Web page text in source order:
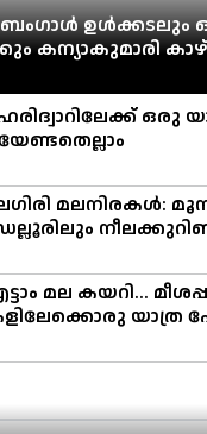
ഉൾക്കടലും
കന്യാകുമാരി
ഒരു
മലനിരകൾ:
മല കയറി...
യാത്ര